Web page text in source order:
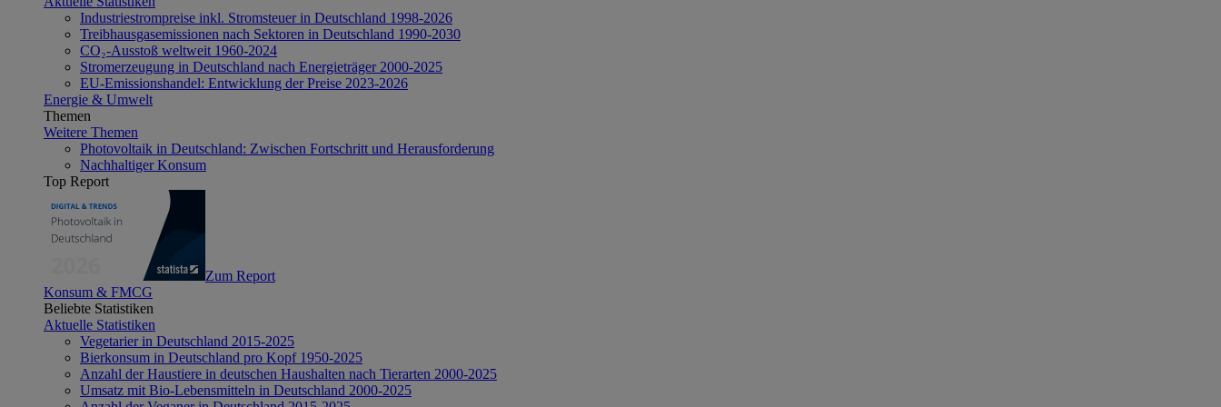
Industriestrompreise inkl. Stromsteuer in Deutschland 1998-2026
Treibhausgasemissionen nach Sektoren in Deutschland 1990-2030
CO₂-Ausstoß weltweit 1960-2024
Stromerzeugung in Deutschland nach Energieträger 2000-2025
EU-Emissionshandel: Entwicklung der Preise 2023-2026
Energie & Umwelt
Themen
Weitere Themen
Photovoltaik in Deutschland: Zwischen Fortschritt und Herausforderung
Nachhaltiger Konsum
Top Report
Zum Report
Konsum & FMCG
Beliebte Statistiken
Aktuelle Statistiken
Vegetarier in Deutschland 2015-2025
Bierkonsum in Deutschland pro Kopf 1950-2025
Anzahl der Haustiere in deutschen Haushalten nach Tierarten 2000-2025
Umsatz mit Bio-Lebensmitteln in Deutschland 2000-2025